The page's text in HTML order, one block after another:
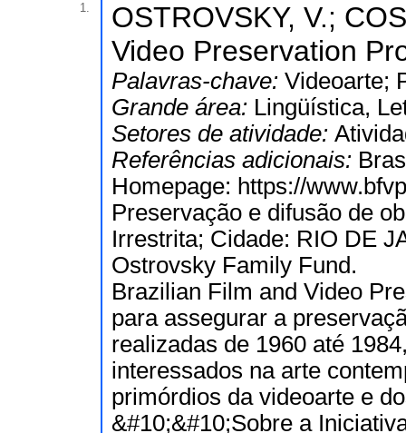
1.
OSTROVSKY, V.;
Video Preservation
Palavras-chave: Videoarte;
Grande área: Lingüística,
Setores de atividade:
Referências adicionais:
Homepage: https://
Preservação e difusão de
Irrestrita; Cidade: RIO DE
Ostrovsky Family Fund.
Brazilian Film and Video
para assegurar a
realizadas de 1960 até
interessados na arte
primórdios da videoarte e
&#10;&#10;Sobre a